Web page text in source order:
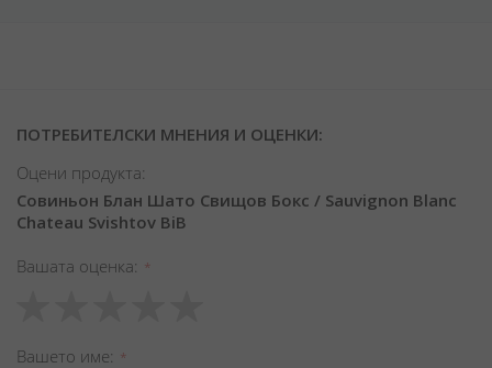
ПОТРЕБИТЕЛСКИ МНЕНИЯ И ОЦЕНКИ:
Оцени продукта:
Совиньон Блан Шато Свищов Бокс / Sauvignon Blanc
Chateau Svishtov BiB
Вашата оценка
star
stars
stars
stars
stars
Вашето име